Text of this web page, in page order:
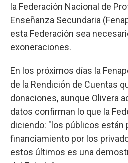
la Federación Nacional de
Enseñanza Secundaria
esta Federación sea
exoneraciones.
En los próximos días la
de la Rendición de Cuentas
donaciones, aunque Olivera
datos confirman lo que la
diciendo: "los públicos están
financiamiento por los
estos últimos es una